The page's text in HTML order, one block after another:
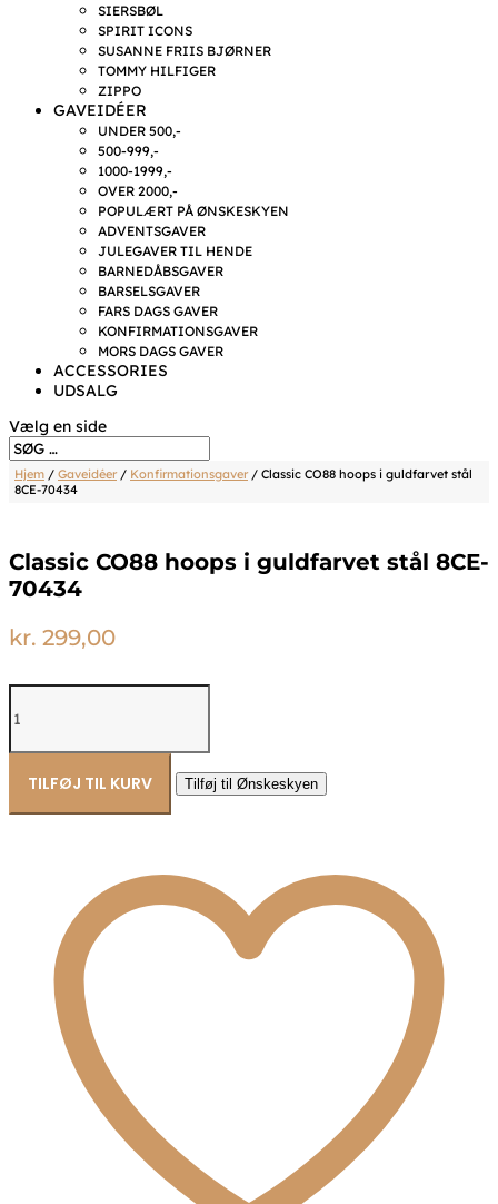
SIERSBØL
SPIRIT ICONS
SUSANNE FRIIS BJØRNER
TOMMY HILFIGER
ZIPPO
GAVEIDÉER
UNDER 500,-
500-999,-
1000-1999,-
OVER 2000,-
POPULÆRT PÅ ØNSKESKYEN
ADVENTSGAVER
JULEGAVER TIL HENDE
BARNEDÅBSGAVER
BARSELSGAVER
FARS DAGS GAVER
KONFIRMATIONSGAVER
MORS DAGS GAVER
ACCESSORIES
UDSALG
Vælg en side
Hjem / Gaveidéer/ Konfirmationsgaver/ Classic CO88 hoops i guldfarvet stål
8CE-70434
Classic CO88 hoops i guldfarvet stål 8CE-
70434
kr. 299,00
CO88
i
guldfarvet
stål
8CE-
TILFØJ TIL KURV Tilføj til Ønskeskyen